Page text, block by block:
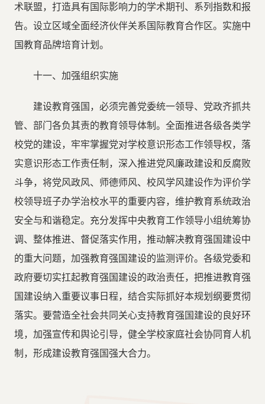
术联盟，打造具有国际影响力的学术期刊、系列指数和报
告。设立区域全面经济伙伴关系国际教育合作区。实施中
国教育品牌培育计划。
十一、加强组织实施
建设教育强国，必须完善党委统一领导、党政齐抓共
管、部门各负其责的教育领导体制。全面推进各级各类学
校党的建设，牢牢掌握党对学校意识形态工作领导权，落
实意识形态工作责任制，深入推进党风廉政建设和反腐败
斗争，将党风政风、师德师风、校风学风建设作为评价学
校领导班子办学治校水平的重要内容，维护教育系统政治
安全与和谐稳定。充分发挥中央教育工作领导小组统筹协
调、整体推进、督促落实作用，推动解决教育强国建设中
的重大问题，加强教育强国建设的监测评价。各级党委和
政府要切实扛起教育强国建设的政治责任，把推进教育强
国建设纳入重要议事日程，结合实际抓好本规划纲要贯彻
落实。要营造全社会共同关心支持教育强国建设的良好环
境，加强宣传和舆论引导，健全学校家庭社会协同育人机
制，形成建设教育强国强大合力。